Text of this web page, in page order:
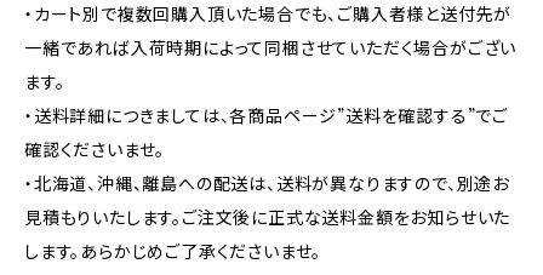
・カート別で複数回購入頂いた場合でも、ご購入者様と送付先が
一緒であれば入荷時期によって同梱させていただく場合がござい
ます。
・送料詳細につきましては、各商品ページ”送料を確認する”でご
確認くださいませ。
・北海道、沖縄、離島への配送は、送料が異なりますので、別途お
見積もりいたします。ご注文後に正式な送料金額をお知らせいた
します。あらかじめご了承くださいませ。